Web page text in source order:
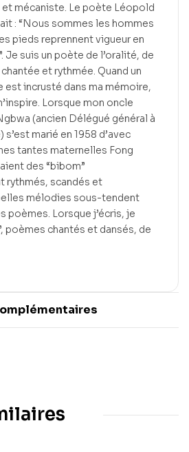
mécaniste. Le poète Léopold
: “Nous sommes les hommes
pieds reprennent vigueur en
Je suis un poète de l’oralité, de
et rythmée. Quand un
est incrusté dans ma mémoire,
Lorsque mon oncle
(ancien Délégué général à
marié en 1958 d’avec
tantes maternelles Fong
des “bibom”
rythmés, scandés et
mélodies sous-tendent
poèmes. Lorsque j’écris, je
poèmes chantés et dansés, de